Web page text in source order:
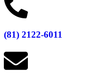
(81) 2122-6011